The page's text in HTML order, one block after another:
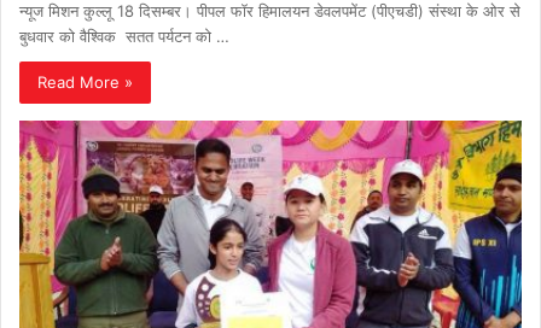
न्यूज मिशन कुल्लू 18 दिसम्बर। पीपल फॉर हिमालयन डेवलपमेंट (पीएचडी) संस्था के ओर से
बुधवार को वैश्विक सतत पर्यटन को …
Read More »